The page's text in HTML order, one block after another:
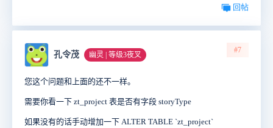
回帖
孔令茂 幽灵 | 等级3夜叉
#7
您这个问题和上面的还不一样。
需要你看一下 zt_project 表是否有字段 storyType
如果没有的话手动增加一下 ALTER TABLE `zt_project`